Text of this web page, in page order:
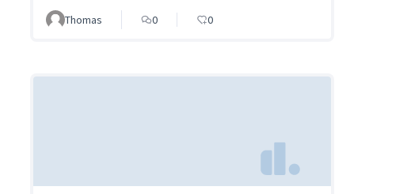
Thomas 0 0